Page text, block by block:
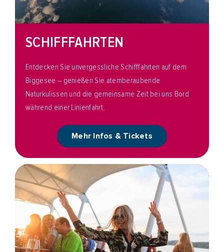
SCHIFFFAHRTEN
Entdecken Sie unvergessliche Schifffahrten auf dem
Biggesee – genießen Sie atemberaubende
Naturkulissen und die gemeinsame Zeit bei uns Bord
während einer Linienfahrt.
Mehr Infos & Tickets